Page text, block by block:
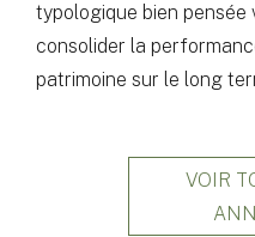
typologique bien pensée
consolider la
patrimoine sur le long
VOIR